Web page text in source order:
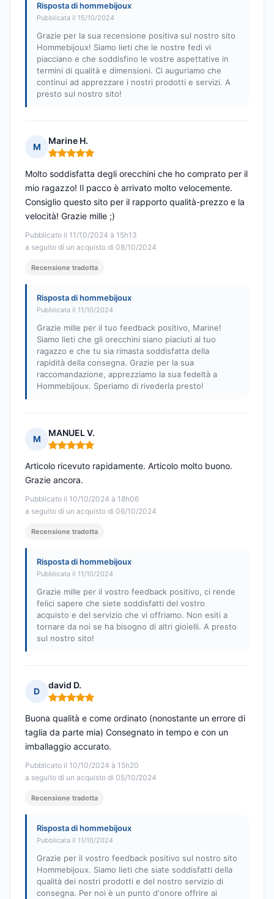
Risposta di hommebijoux
Pubblicata il 15/10/2024
Grazie per la sua recensione positiva sul nostro sito
Hommebijoux! Siamo lieti che le nostre fedi vi
piacciano e che soddisfino le vostre aspettative in
termini di qualità e dimensioni. Ci auguriamo che
continui ad apprezzare i nostri prodotti e servizi. A
presto sul nostro sito!
M
Marine H.
Nota: 5 su 5
Pubblicato il 11/10/2024 à 15h13
a seguito di un acquisto di 08/10/2024
Molto soddisfatta degli orecchini che ho comprato per il
mio ragazzo! Il pacco è arrivato molto velocemente.
Consiglio questo sito per il rapporto qualità-prezzo e la
velocità! Grazie mille ;)
Recensione tradotta
Risposta di hommebijoux
Pubblicata il 11/10/2024
Grazie mille per il tuo feedback positivo, Marine!
Siamo lieti che gli orecchini siano piaciuti al tuo
ragazzo e che tu sia rimasta soddisfatta della
rapidità della consegna. Grazie per la sua
raccomandazione, apprezziamo la sua fedeltà a
Hommebijoux. Speriamo di rivederla presto!
M
MANUEL V.
Nota: 5 su 5
Pubblicato il 10/10/2024 à 18h06
a seguito di un acquisto di 06/10/2024
Articolo ricevuto rapidamente. Articolo molto buono.
Grazie ancora.
Recensione tradotta
Risposta di hommebijoux
Pubblicata il 11/10/2024
Grazie mille per il vostro feedback positivo, ci rende
felici sapere che siete soddisfatti del vostro
acquisto e del servizio che vi offriamo. Non esiti a
tornare da noi se ha bisogno di altri gioielli. A presto
sul nostro sito!
D
david D.
Nota: 5 su 5
Pubblicato il 10/10/2024 à 15h20
a seguito di un acquisto di 05/10/2024
Buona qualità e come ordinato (nonostante un errore di
taglia da parte mia) Consegnato in tempo e con un
imballaggio accurato.
Recensione tradotta
Risposta di hommebijoux
Pubblicata il 11/10/2024
Grazie per il vostro feedback positivo sul nostro sito
Hommebijoux. Siamo lieti che siate soddisfatti della
qualità dei nostri prodotti e del nostro servizio di
consegna. Per noi è un punto d'onore offrire ai